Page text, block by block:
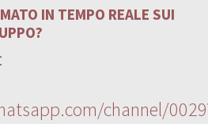
IN TEMPO REALE SUI
channel/